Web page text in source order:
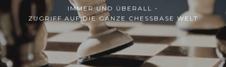
IMMER UND ÜBERALL -
ZUGRIFF AUF DIE GANZE CHESSBASE WELT